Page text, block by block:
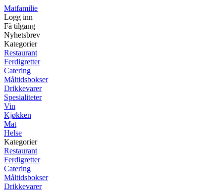
Matfamilie
Logg inn
Få tilgang
Nyhetsbrev
Kategorier
Restaurant
Ferdigretter
Catering
Måltidsbokser
Drikkevarer
Spesialiteter
Vin
Kjøkken
Mat
Helse
Kategorier
Restaurant
Ferdigretter
Catering
Måltidsbokser
Drikkevarer